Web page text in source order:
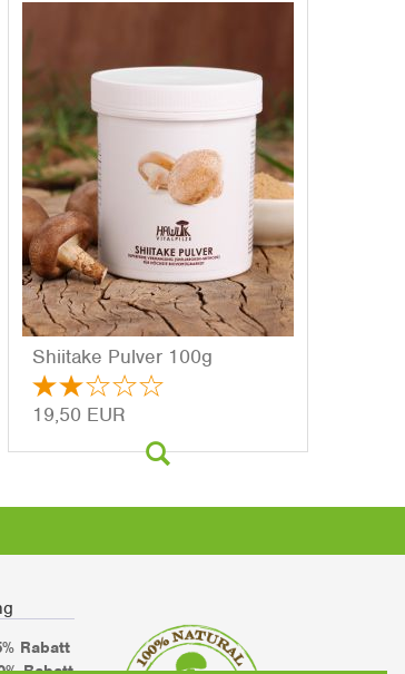
Shii­ta­ke Pul­ver 100g
19,50 EUR
Rabatt